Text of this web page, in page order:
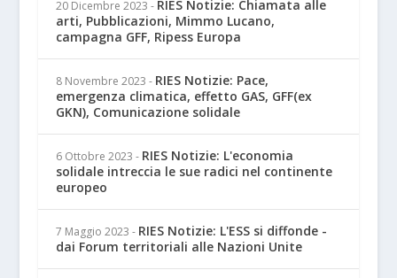
20 Dicembre 2023 - RIES Notizie: Chiamata alle
arti, Pubblicazioni, Mimmo Lucano,
campagna GFF, Ripess Europa
8 Novembre 2023 - RIES Notizie: Pace,
emergenza climatica, effetto GAS, GFF(ex
GKN), Comunicazione solidale
6 Ottobre 2023 - RIES Notizie: L'economia
solidale intreccia le sue radici nel continente
europeo
7 Maggio 2023 - RIES Notizie: L'ESS si diffonde -
dai Forum territoriali alle Nazioni Unite